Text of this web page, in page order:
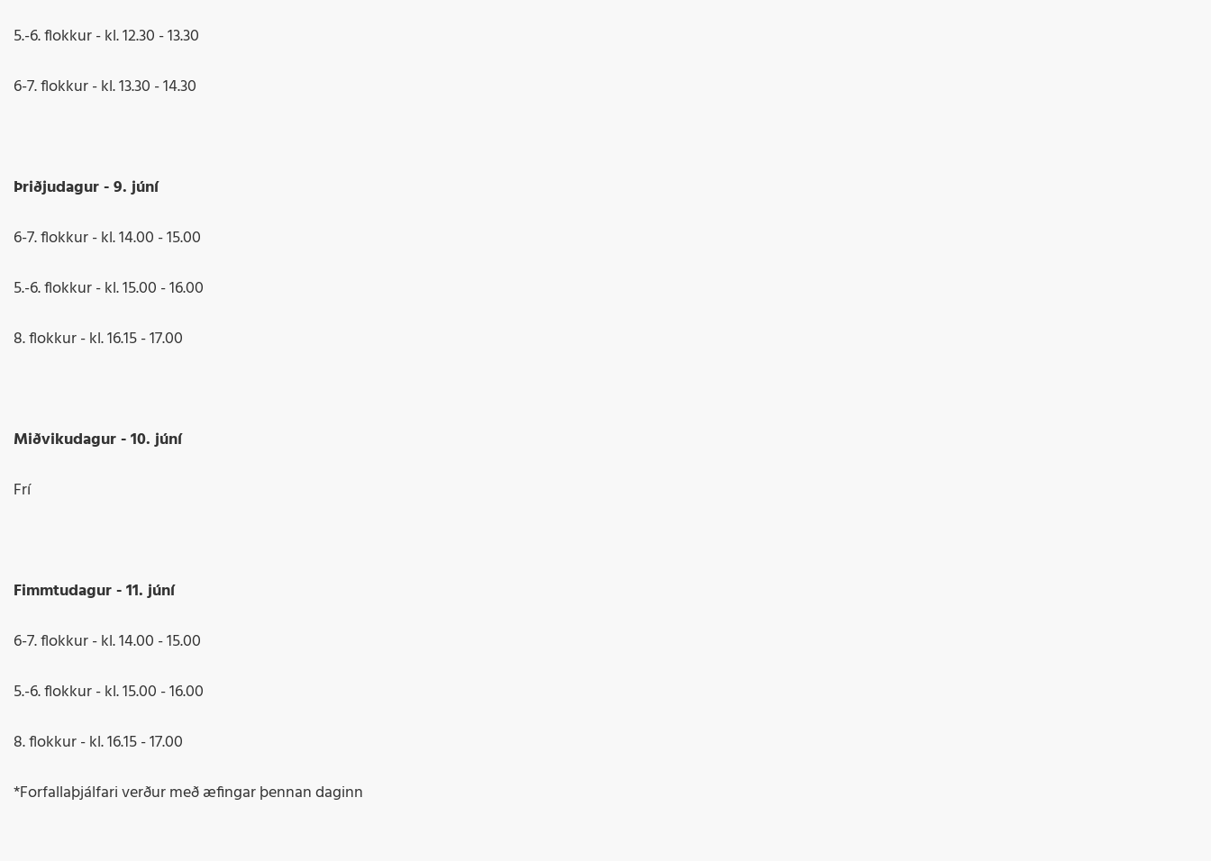
5.-6. flokkur - kl. 12.30 - 13.30
6-7. flokkur - kl. 13.30 - 14.30
Þriðjudagur - 9. júní
6-7. flokkur - kl. 14.00 - 15.00
5.-6. flokkur - kl. 15.00 - 16.00
8. flokkur - kl. 16.15 - 17.00
Miðvikudagur - 10. júní
Frí
Fimmtudagur - 11. júní
6-7. flokkur - kl. 14.00 - 15.00
5.-6. flokkur - kl. 15.00 - 16.00
8. flokkur - kl. 16.15 - 17.00
*Forfallaþjálfari verður með æfingar þennan daginn